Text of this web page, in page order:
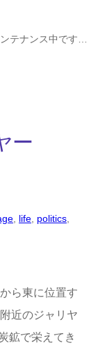
テナンス中です…
ー
, life, politics
ら東に位置す
近のジャリヤ
鉱で栄えてき